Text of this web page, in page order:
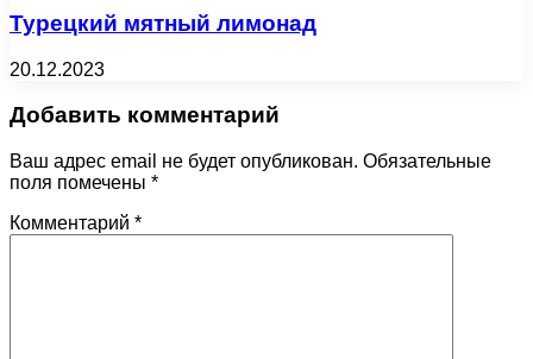
Турецкий мятный лимонад
20.12.2023
Добавить комментарий
Ваш адрес email не будет опубликован. Обязательные
поля помечены *
Комментарий *